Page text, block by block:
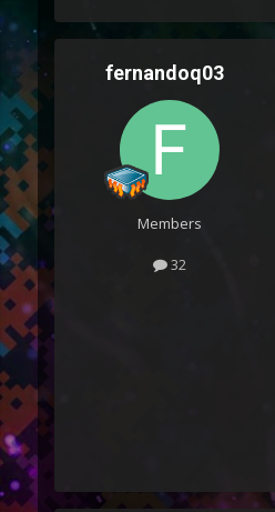
fernandoq03
Members
32